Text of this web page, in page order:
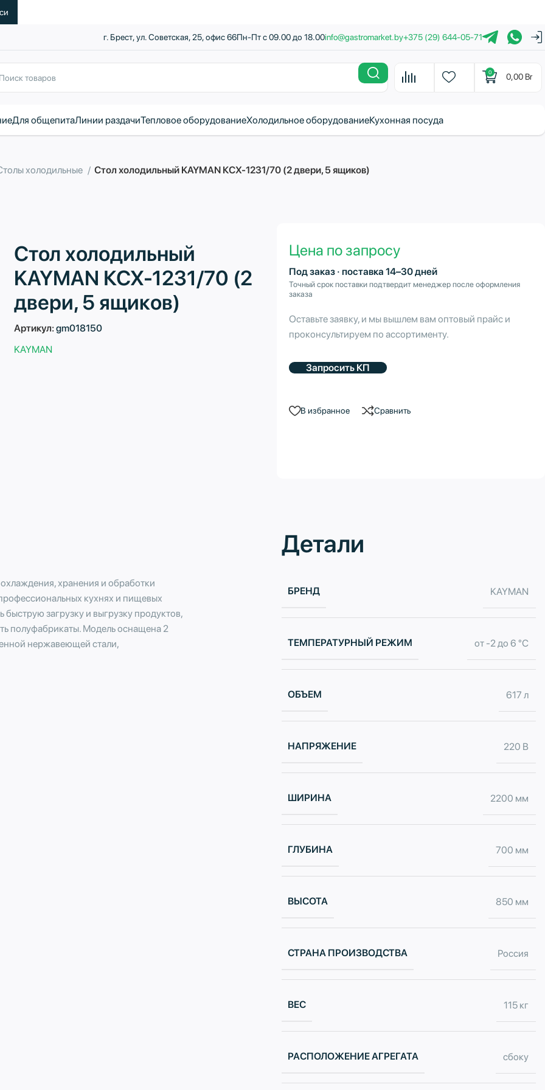
г. Брест, ул. Советская, 25, офис 66Пн-Пт с 09.00 до 18.00info@gastromarket.by+375 (29) 644-05-71
0 0,00 Br
Для общепитаЛинии раздачиТепловое оборудованиеХолодильное оборудованиеКухонная посуда
холодильные Стол холодильный KAYMAN КСХ-1231/70 (2 двери, 5 ящиков)
Стол холодильный
KAYMAN КСХ-1231/70 (2
двери, 5 ящиков)
Артикул:gm018150
KAYMAN
Цена по запросу
Под заказ · поставка 14–30 дней
Точный срок поставки подтвердит менеджер после оформления
заказа
Оставьте заявку, и мы вышлем вам оптовый прайс и
проконсультируем по ассортименту.
Запросить КП
В избранное Сравнить
хранения и обработки
кухнях и пищевых
загрузку и выгрузку продуктов,
полуфабрикаты. Модель оснащена 2
нержавеющей стали,
Детали
БРЕНД KAYMAN
ТЕМПЕРАТУРНЫЙ РЕЖИМ от -2 до 6 °С
ОБЪЕМ 617 л
НАПРЯЖЕНИЕ 220 В
ШИРИНА 2200 мм
ГЛУБИНА 700 мм
ВЫСОТА 850 мм
СТРАНА ПРОИЗВОДСТВА Россия
ВЕС 115 кг
РАСПОЛОЖЕНИЕ АГРЕГАТА сбоку